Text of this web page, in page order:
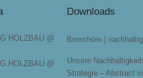
HOLZBAU @
HOLZBAU @
Downloads
Broschüre |
Unsere
Strategie – Abstract